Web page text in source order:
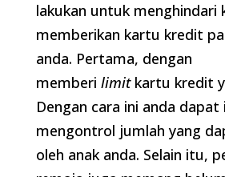
lakukan untuk menghindari
memberikan kartu kredit
anda. Pertama, dengan
memberi limitkartu kredit
Dengan cara ini anda dapat
mengontrol jumlah yang
oleh anak anda. Selain itu,